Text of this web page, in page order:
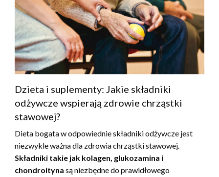
Dzieta i suplementy: Jakie składniki
odżywcze wspierają zdrowie chrząstki
stawowej?
Dieta bogata w odpowiednie składniki odżywcze jest
niezwykle ważna dla zdrowia chrząstki stawowej.
Składniki takie jak kolagen, glukozamina i
chondroityna są niezbędne do prawidłowego